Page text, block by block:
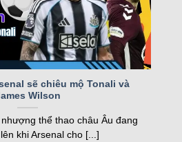
năng nổi bật của kqbd
tính năng vượt trội, đáp
người hâm mộ và cược thủ.
sẽ chiêu mộ Tonali và
Wilson
thể thao châu Âu đang
khi Arsenal cho [...]